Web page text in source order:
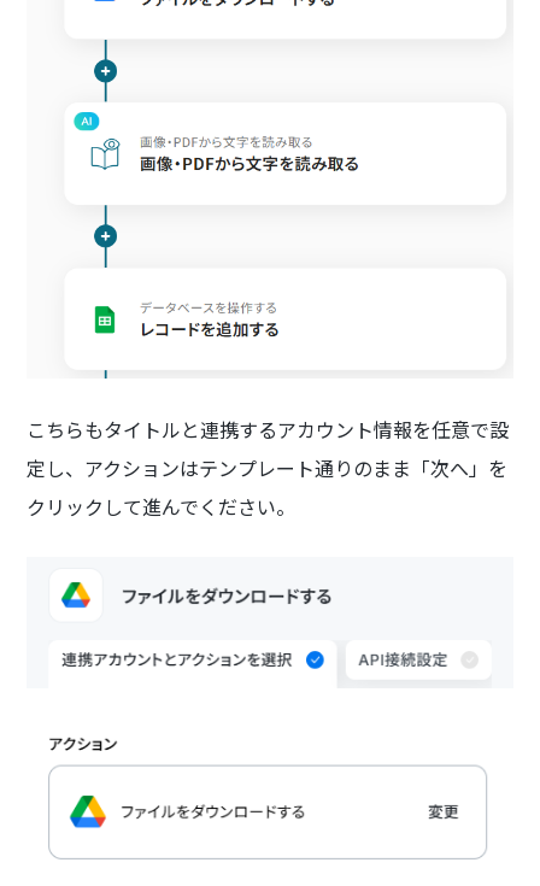
こちらもタイトルと連携するアカウント情報を任意で設
定し、アクションはテンプレート通りのまま「次へ」を
クリックして進んでください。